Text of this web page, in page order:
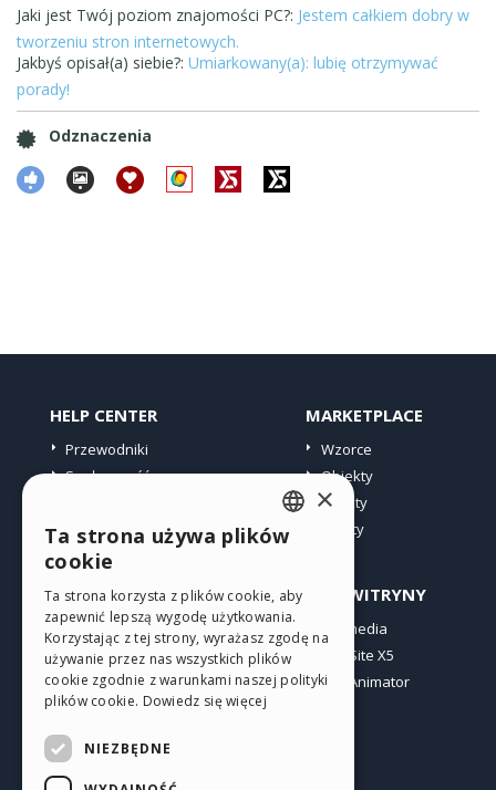
Jaki jest Twój poziom znajomości PC?: Jestem całkiem dobry w
tworzeniu stron internetowych.
Jakbyś opisał(a) siebie?: Umiarkowany(a): lubię otrzymywać
porady!
Odznaczenia
HELP CENTER
Przewodniki
Społeczność
MARKETPLACE
Wzorce
Obiekty
Punkty
Oferty
PROFIL
Moje wpisy
Moje licencje
Pobieranie
Web hosting
INNE WITRYNY
Incomedia
WebSite X5
WebAnimator
ENGLISH
GERMAN
SPANISH
PORTUGUESE
×
Ta strona używa plików
cookie
Ta strona korzysta z plików cookie, aby
zapewnić lepszą wygodę użytkowania.
Korzystając z tej strony, wyrażasz zgodę na
używanie przez nas wszystkich plików
cookie zgodnie z warunkami naszej polityki
plików cookie. Dowiedz się więcej
NIEZBĘDNE